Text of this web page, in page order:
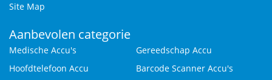
Site Map
Aanbevolen categorie
Medische Accu's
Gereedschap Accu
Hoofdtelefoon Accu
Barcode Scanner Accu's